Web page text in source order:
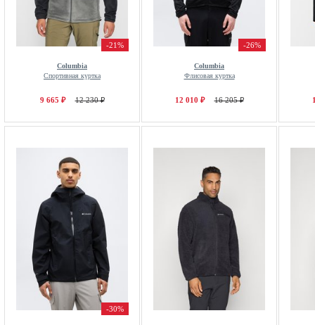
-21%
Columbia
Спортивная куртка
9 665 ₽ 12 230 ₽
-26%
Columbia
Флисовая куртка
12 010 ₽ 16 205 ₽
-30%